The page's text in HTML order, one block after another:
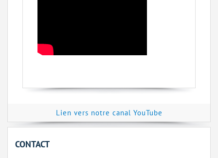
Lien vers notre canal YouTube
CONTACT